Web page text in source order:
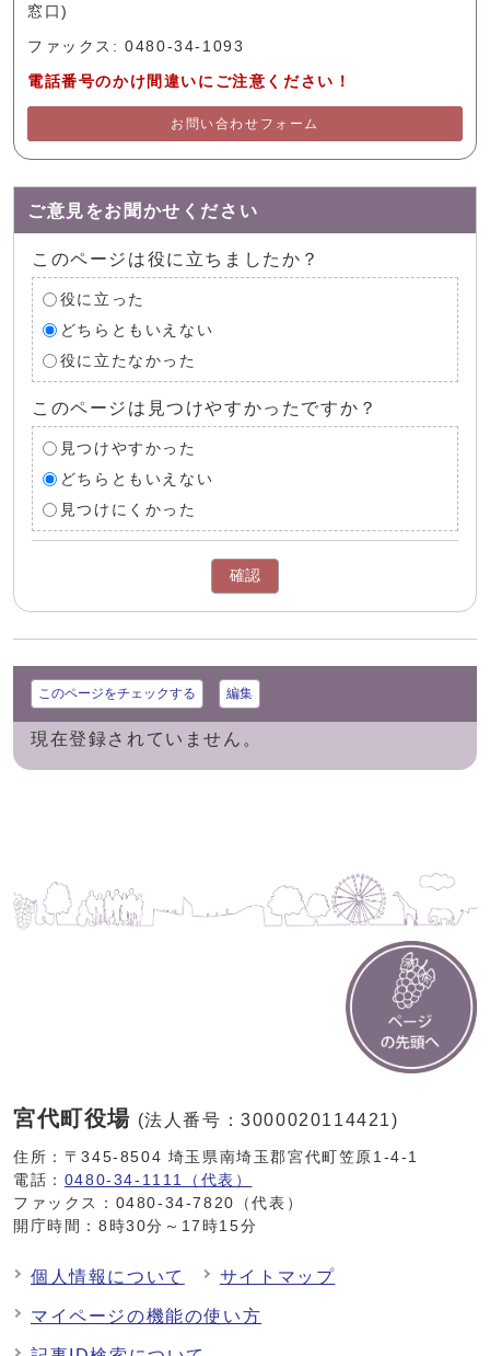
窓口)
ファックス: 0480-34-1093
電話番号のかけ間違いにご注意ください！
お問い合わせフォーム
ご意見をお聞かせください
このページは役に立ちましたか？
役に立った
どちらともいえない
役に立たなかった
このページは見つけやすかったですか？
見つけやすかった
どちらともいえない
見つけにくかった
確認
このページをチェックする 編集
現在登録されていません。
宮代町役場 (法人番号：3000020114421)
住所：〒345-8504 埼玉県南埼玉郡宮代町笠原1-4-1
電話： 0480-34-1111（代表）
ファックス：0480-34-7820（代表）
開庁時間：8時30分～17時15分
個人情報について サイトマップ
マイページの機能の使い方